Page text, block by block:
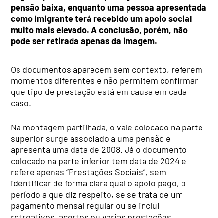
pensão baixa, enquanto uma pessoa apresentada
como imigrante terá recebido um apoio social
muito mais elevado. A conclusão, porém, não
pode ser retirada apenas da imagem.
Os documentos aparecem sem contexto, referem
momentos diferentes e não permitem confirmar
que tipo de prestação está em causa em cada
caso.
Na montagem partilhada, o vale colocado na parte
superior surge associado a uma pensão e
apresenta uma data de 2008. Já o documento
colocado na parte inferior tem data de 2024 e
refere apenas “Prestações Sociais”, sem
identificar de forma clara qual o apoio pago, o
período a que diz respeito, se se trata de um
pagamento mensal regular ou se inclui